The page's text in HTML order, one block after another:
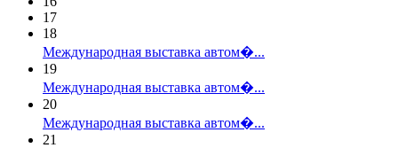
17
18
Международная выставка автом�...
19
Международная выставка автом�...
20
Международная выставка автом�...
21